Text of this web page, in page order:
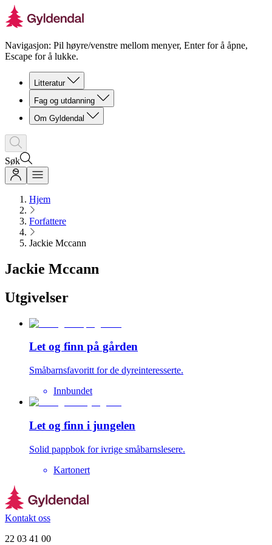
Navigasjon: Pil høyre/venstre mellom menyer, Enter for å åpne,
Escape for å lukke.
Litteratur
Fag og utdanning
Om Gyldendal
Søk
Hjem
Forfattere
Jackie Mccann
Jackie Mccann
Utgivelser
Let og finn på gården
Småbarnsfavoritt for de dyreinteresserte.
Innbundet
Let og finn i jungelen
Solid pappbok for ivrige småbarnslesere.
Kartonert
Kontakt oss
22 03 41 00